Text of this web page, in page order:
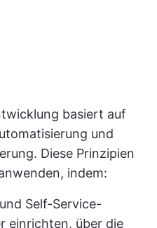
basiert auf
und
Diese Prinzipien
indem:
und Self-Service-
einrichten, über die